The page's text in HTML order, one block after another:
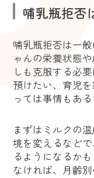
哺乳瓶拒否
哺乳瓶拒否は一
ゃんの栄養状態
しも克服する必
預けたい、育児
っては事情もある
まずはミルクの
境を変えるなど
るようになるか
なければ、月齢